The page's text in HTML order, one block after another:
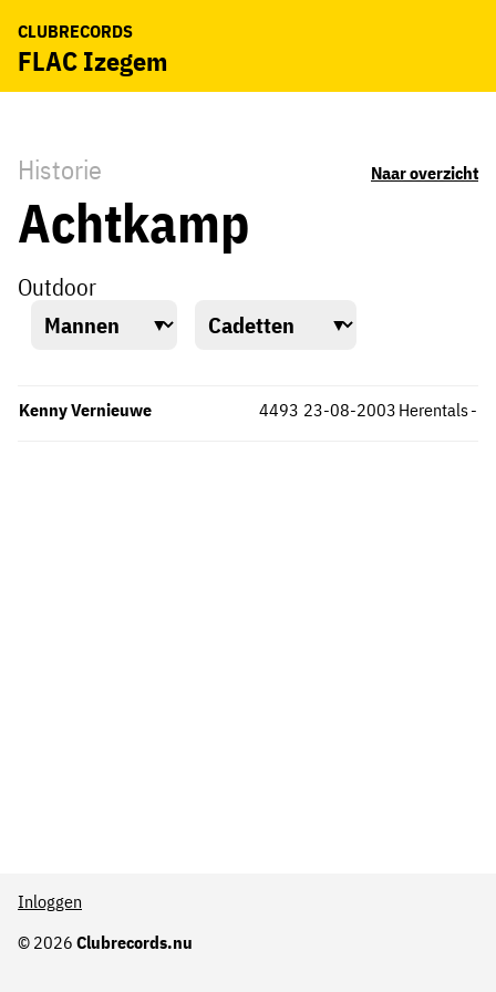
CLUBRECORDS
FLAC Izegem
Historie Naar overzicht
Achtkamp
Outdoor
Kenny Vernieuwe Herentals
4493 -
23-08-2003
© 2026 Clubrecords.nu
Inloggen